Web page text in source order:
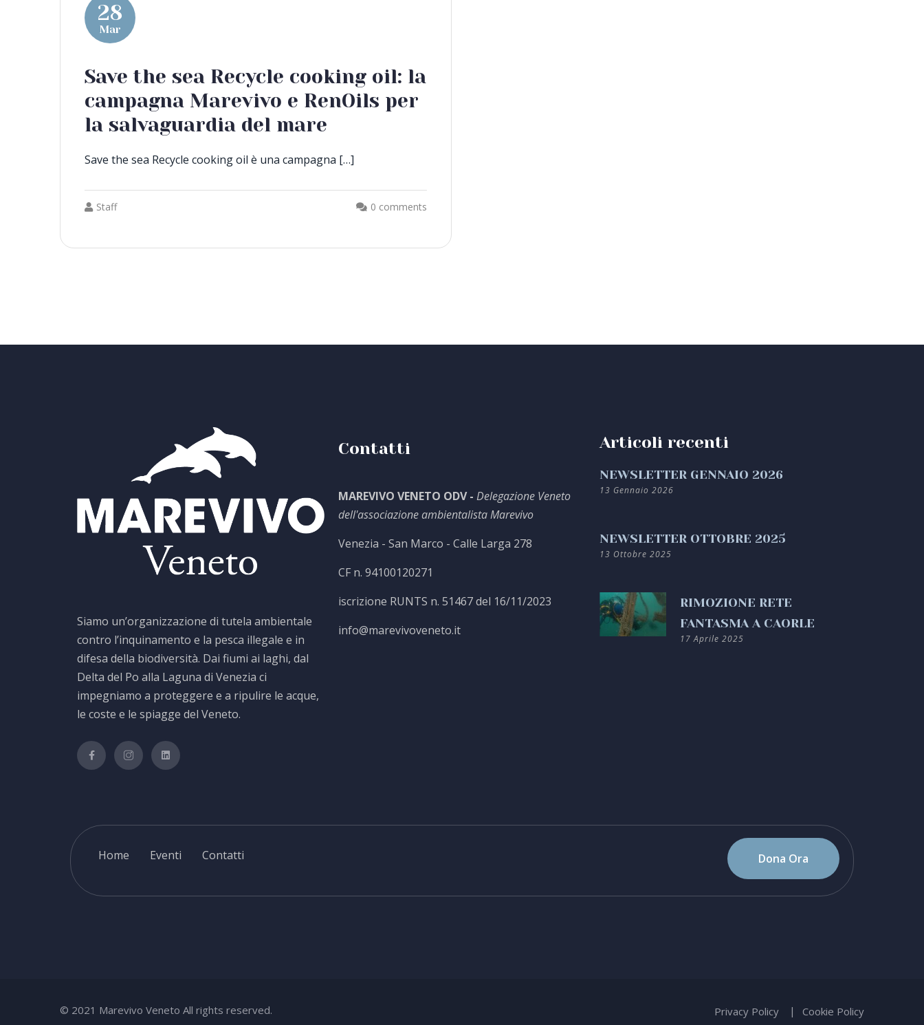
28
Mar
Save the sea Recycle cooking oil: la
campagna Marevivo e RenOils per
la salvaguardia del mare
Save the sea Recycle cooking oil è una campagna […]
Staff 0 comments
Siamo un’organizzazione di tutela ambientale
contro l’inquinamento e la pesca illegale e in
difesa della biodiversità. Dai fiumi ai laghi, dal
Delta del Po alla Laguna di Venezia ci
impegniamo a proteggere e a ripulire le acque,
le coste e le spiagge del Veneto.
Contatti
MAREVIVO VENETO ODV - Delegazione Veneto
dell'associazione ambientalista Marevivo
Venezia - San Marco - Calle Larga 278
CF n. 94100120271
iscrizione RUNTS n. 51467 del 16/11/2023
info@marevivoveneto.it
Articoli recenti
NEWSLETTER GENNAIO 2026
13 Gennaio 2026
NEWSLETTER OTTOBRE 2025
13 Ottobre 2025
RIMOZIONE RETE
FANTASMA A CAORLE
17 Aprile 2025
Home Eventi Contatti Dona Ora
© 2021 Marevivo Veneto All rights reserved. Privacy Policy Cookie Policy